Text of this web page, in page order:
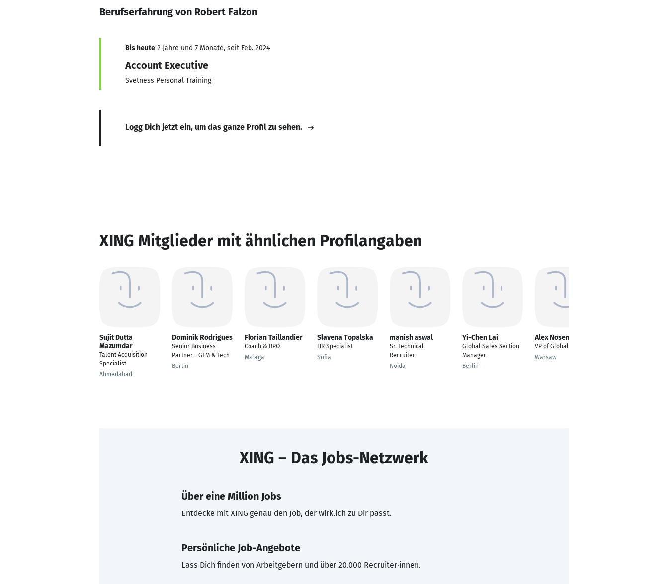
Berufserfahrung von Robert Falzon
Bis heute 2 Jahre und 7 Monate, seit Feb. 2024
Account Executive
Svetness Personal Training
Logg Dich jetzt ein, um das ganze Profil zu sehen.
XING Mitglieder mit ähnlichen Profilangaben
Sujit Dutta
Mazumdar
Talent Acquisition
Specialist
Ahmedabad
Dominik Rodrigues
Senior Business
Partner - GTM & Tech
Berlin
Florian Taillandier
Coach & BPO
Malaga
Slavena Topalska
HR Specialist
Sofia
manish aswal
Sr. Technical
Recruiter
Noida
Yi-Chen Lai
Global Sales Section
Manager
Berlin
Alex Nosenko
VP of Global Sales
Warsaw
XING – Das Jobs-Netzwerk
Über eine Million Jobs
Entdecke mit XING genau den Job, der wirklich zu Dir passt.
Persönliche Job-Angebote
Lass Dich finden von Arbeitgebern und über 20.000 Recruiter·innen.